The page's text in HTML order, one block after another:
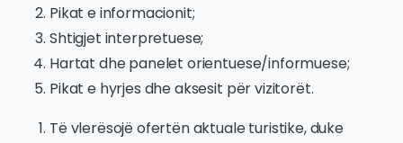
Pikat e informacionit;
Shtigjet interpretuese;
Hartat dhe panelet orientuese/informuese;
Pikat e hyrjes dhe aksesit për vizitorët.
Të vlerësojë ofertën aktuale turistike, duke